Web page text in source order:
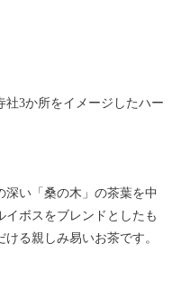
3か所をイメージしたハー
深い「桑の木」の茶葉を中
ボスをブレンドとしたも
る親しみ易いお茶です。